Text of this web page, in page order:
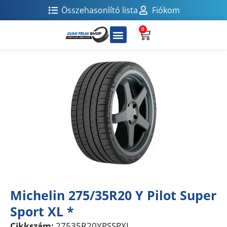
Összehasonlító lista Fiókom
0
Michelin 275/35R20 Y Pilot Super
Sport XL *